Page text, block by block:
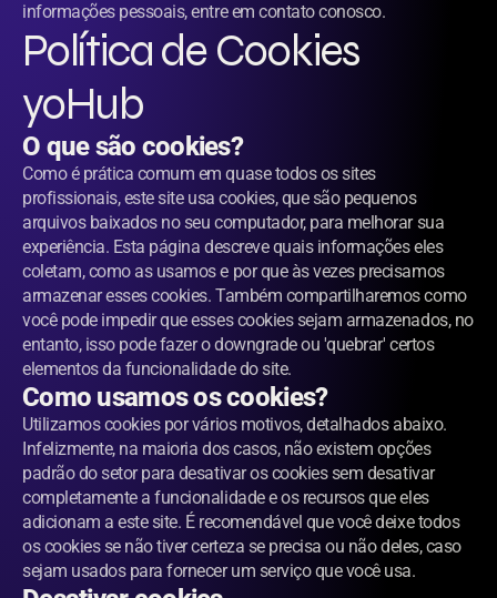
informações pessoais, entre em contato conosco.
Política de Cookies
yoHub
O que são cookies?
Como é prática comum em quase todos os sites
profissionais, este site usa cookies, que são pequenos
arquivos baixados no seu computador, para melhorar sua
experiência. Esta página descreve quais informações eles
coletam, como as usamos e por que às vezes precisamos
armazenar esses cookies. Também compartilharemos como
você pode impedir que esses cookies sejam armazenados, no
entanto, isso pode fazer o downgrade ou 'quebrar' certos
elementos da funcionalidade do site.
Como usamos os cookies?
Utilizamos cookies por vários motivos, detalhados abaixo.
Infelizmente, na maioria dos casos, não existem opções
padrão do setor para desativar os cookies sem desativar
completamente a funcionalidade e os recursos que eles
adicionam a este site. É recomendável que você deixe todos
os cookies se não tiver certeza se precisa ou não deles, caso
sejam usados para fornecer um serviço que você usa.